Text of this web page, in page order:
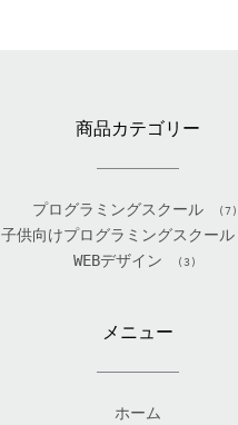
商品カテゴリー
プログラミングスクール (7)
子供向けプログラミングスクール
WEBデザイン (3)
メニュー
ホーム